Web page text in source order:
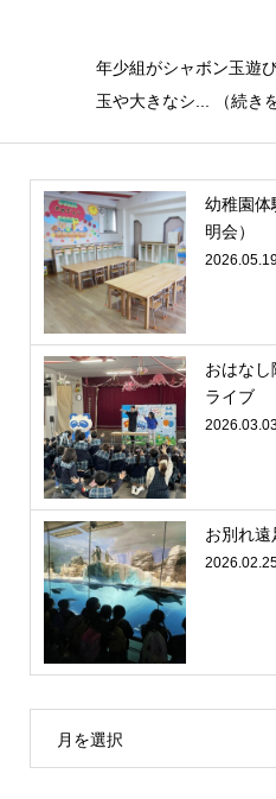
年少組がシャボン玉遊
玉や大きなシ... （続き
幼稚園体
明会）
おはなし
ライブ
お別れ遠
月を選択